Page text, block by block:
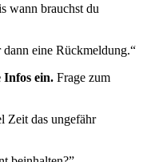
wann brauchst du
eine Rückmeldung.“
ein. Frage zum
Zeit das ungefähr